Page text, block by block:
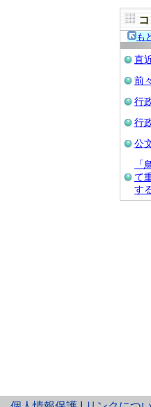
も
直
前
行
行
公
「
て
す